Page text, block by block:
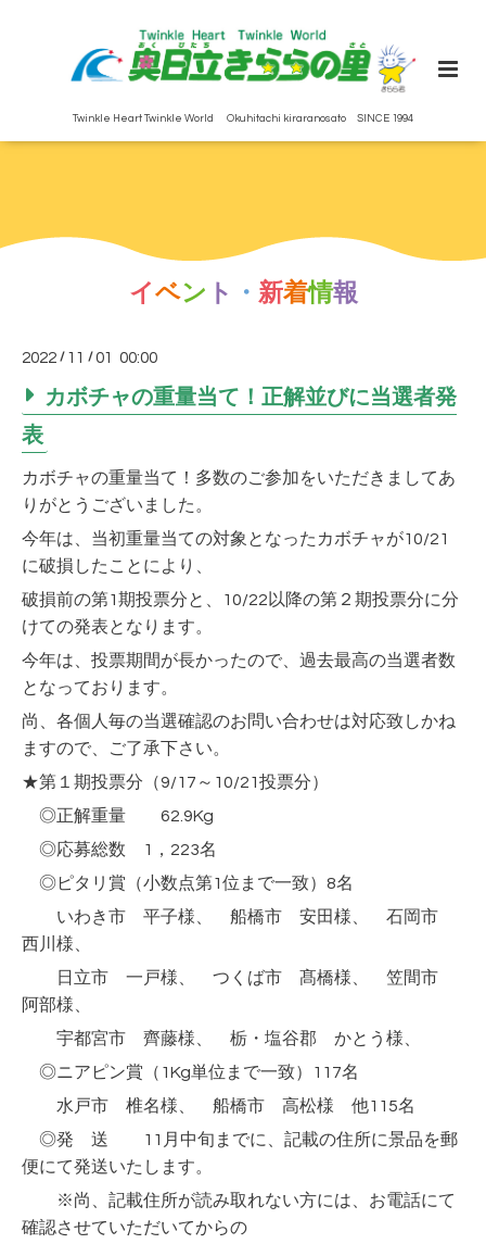
Twinkle Heart Twinkle World Okuhitachi kiraranosato SINCE 1994
イ ベン ト ・ 新着情報
2022 / 11 /01 00:00
カボチャの重量当て！正解並びに当選者発
表
カボチャの重量当て！多数のご参加をいただきましてあ
りがとうございました。
今年は、当初重量当ての対象となったカボチャが10/21
に破損したことにより、
破損前の第1期投票分と、10/22以降の第２期投票分に分
けての発表となります。
今年は、投票期間が長かったので、過去最高の当選者数
となっております。
尚、各個人毎の当選確認のお問い合わせは対応致しかね
ますので、ご了承下さい。
★第１期投票分（9/17～10/21投票分）
◎正解重量 62.9Kg
◎応募総数 1，223名
◎ピタリ賞（小数点第1位まで一致）8名
いわき市 平子様、 船橋市 安田様、 石岡市
西川様、
日立市 一戸様、 つくば市 髙橋様、 笠間市
阿部様、
宇都宮市 齊藤様、 栃・塩谷郡 かとう様、
◎ニアピン賞（1Kg単位まで一致）117名
水戸市 椎名様、 船橋市 高松様 他115名
◎発 送 11月中旬までに、記載の住所に景品を郵
便にて発送いたします。
※尚、記載住所が読み取れない方には、お電話にて
確認させていただいてからの